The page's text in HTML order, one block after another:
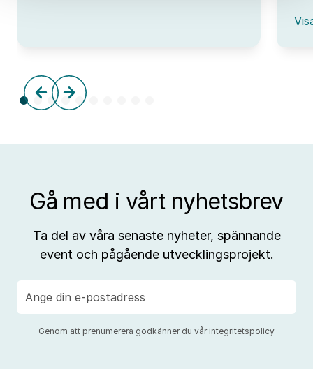
:
Gå med i vårt nyhetsbrev
Ta del av våra senaste nyheter, spännande
event och pågående utvecklingsprojekt.
post
Genom att prenumerera godkänner du vår integritetspolicy